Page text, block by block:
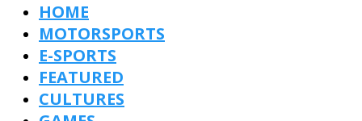
HOME
MOTORSPORTS
E-SPORTS
FEATURED
CULTURES